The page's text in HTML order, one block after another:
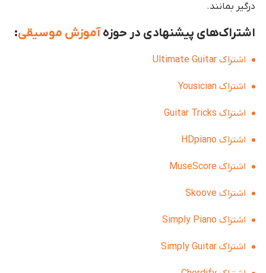
درگیر بمانند.
اشتراک‌های پیشنهادی در حوزهآموزش موسیقی:
اشتراک Ultimate Guitar
اشتراک Yousician
اشتراک Guitar Tricks
اشتراک HDpiano
اشتراک MuseScore
اشتراک Skoove
اشتراک Simply Piano
اشتراک Simply Guitar